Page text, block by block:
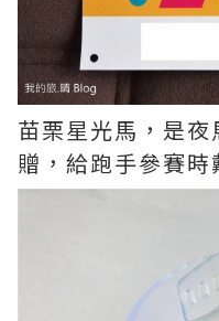
苗栗星光馬，是
贈，給跑手參賽時